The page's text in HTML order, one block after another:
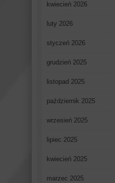
kwiecień 2026
luty 2026
styczeń 2026
grudzień 2025
listopad 2025
październik 2025
wrzesień 2025
lipiec 2025
kwiecień 2025
marzec 2025